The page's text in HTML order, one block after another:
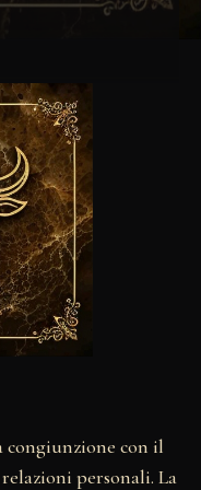
congiunzione con il
personali. La